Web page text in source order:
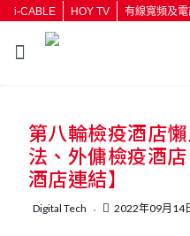
i-CABLE HOY TV 有線寬頻及
按輸入
第八輪檢疫酒店
法、外傭檢疫酒
酒店連結】
Digital Tech 2022年09月14